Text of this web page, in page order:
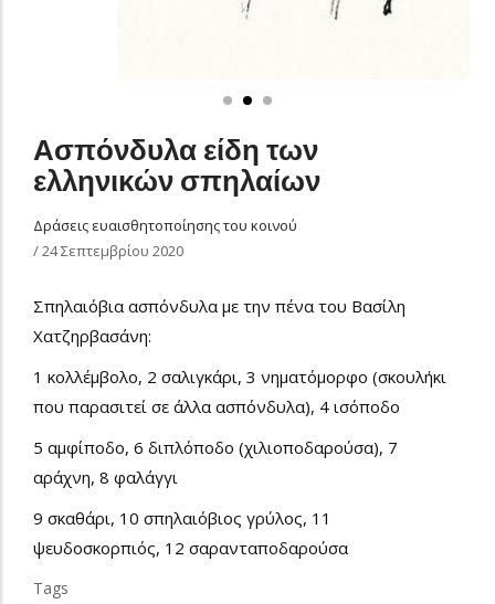
Ασπόνδυλα είδη των
ελληνικών σπηλαίων
Δράσεις ευαισθητοποίησης του κοινού
/24 Σεπτεμβρίου 2020
Σπηλαιόβια ασπόνδυλα με την πένα του Βασίλη
Χατζηρβασάνη:
1 κολλέμβολο, 2 σαλιγκάρι, 3 νηματόμορφο (σκουλήκι
που παρασιτεί σε άλλα ασπόνδυλα), 4 ισόποδο
5 αμφίποδο, 6 διπλόποδο (χιλιοποδαρούσα), 7
αράχνη, 8 φαλάγγι
9 σκαθάρι, 10 σπηλαιόβιος γρύλος, 11
ψευδοσκορπιός, 12 σαρανταποδαρούσα
Tags